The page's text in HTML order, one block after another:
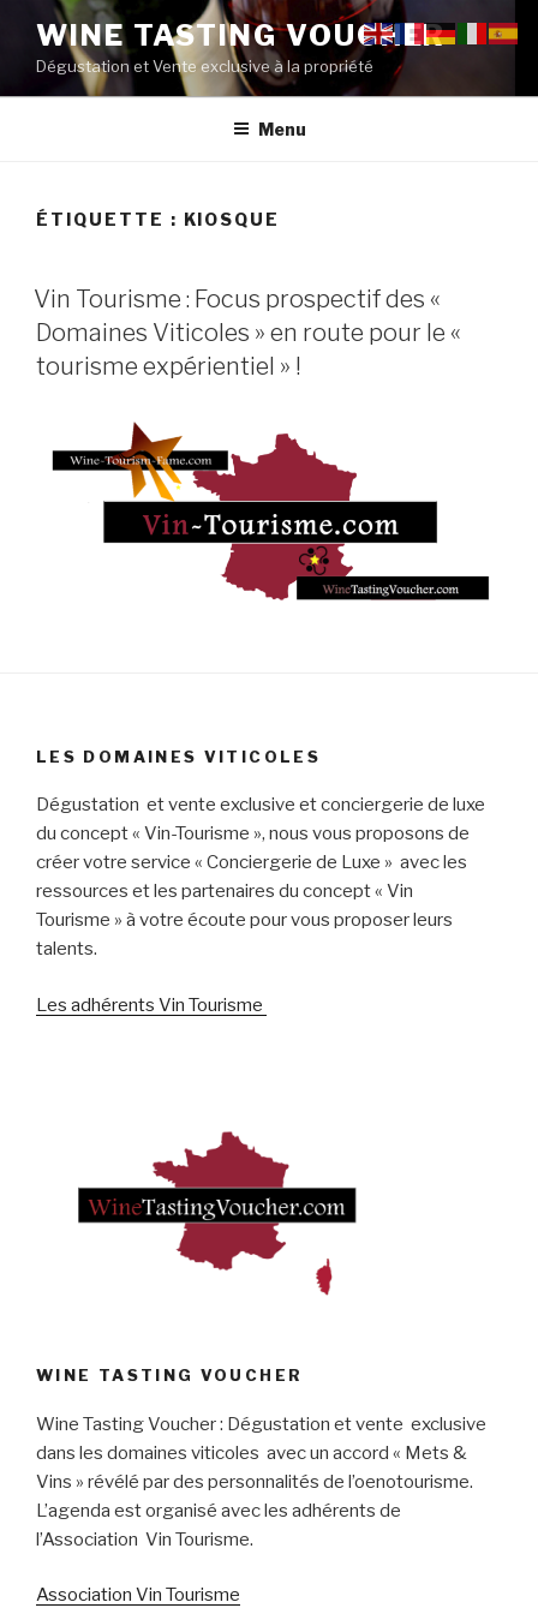
contenu
principal
WINE TASTING VOUCHER
Dégustation et Vente exclusive à la propriété
Menu
ÉTIQUETTE : KIOSQUE
PUBLIÉ
LE
Vin Tourisme : Focus prospectif des «
Domaines Viticoles » en route pour le «
tourisme expérientiel » !
LES DOMAINES VITICOLES
Dégustation et vente exclusive et conciergerie de luxe
du concept « Vin-Tourisme », nous vous proposons de
créer votre service « Conciergerie de Luxe » avec les
ressources et les partenaires du concept « Vin
Tourisme » à votre écoute pour vous proposer leurs
talents.
Les adhérents Vin Tourisme
WINE TASTING VOUCHER
Wine Tasting Voucher : Dégustation et vente exclusive
dans les domaines viticoles avec un accord « Mets &
Vins » révélé par des personnalités de l’oenotourisme.
L’agenda est organisé avec les adhérents de
l’Association Vin Tourisme.
Association Vin Tourisme